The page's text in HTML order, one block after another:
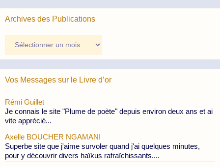
Archives des Publications
des
Publications
Vos Messages sur le Livre d’or
Rémi Guillet
Je connais le site "Plume de poète" depuis environ deux ans et ai
vite apprécié...
Axelle BOUCHER NGAMANI
Superbe site que j'aime survoler quand j'ai quelques minutes,
pour y découvrir divers haïkus rafraîchissants....